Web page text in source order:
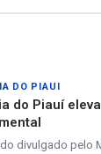
DO PIAUI
do Piauí
divulgado pelo